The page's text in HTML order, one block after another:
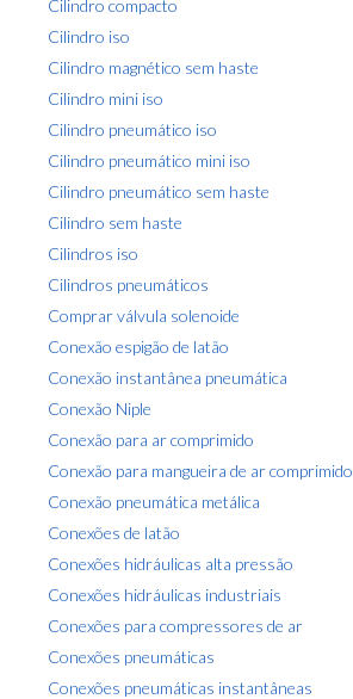
s
m
Cilindro compacto
Cilindro iso
Cilindro magnético sem haste
Cilindro mini iso
Cilindro pneumático iso
Cilindro pneumático mini iso
Cilindro pneumático sem haste
Cilindro sem haste
Cilindros iso
Cilindros pneumáticos
Comprar válvula solenoide
Conexão espigão de latão
Conexão instantânea pneumática
Conexão Niple
Conexão para ar comprimido
Conexão para mangueira de ar comprimido
Conexão pneumática metálica
Conexões de latão
Conexões hidráulicas alta pressão
Conexões hidráulicas industriais
Conexões para compressores de ar
Conexões pneumáticas
Conexões pneumáticas instantâneas